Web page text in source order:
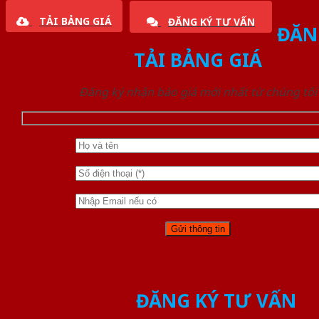
TẢI BẢNG GIÁ ĐĂNG KÝ TƯ VẤN
TẢI BẢNG GIÁ
Đăng ký nhận báo giá mới nhất từ chúng tôi
ĐĂNG KÝ TƯ VẤN